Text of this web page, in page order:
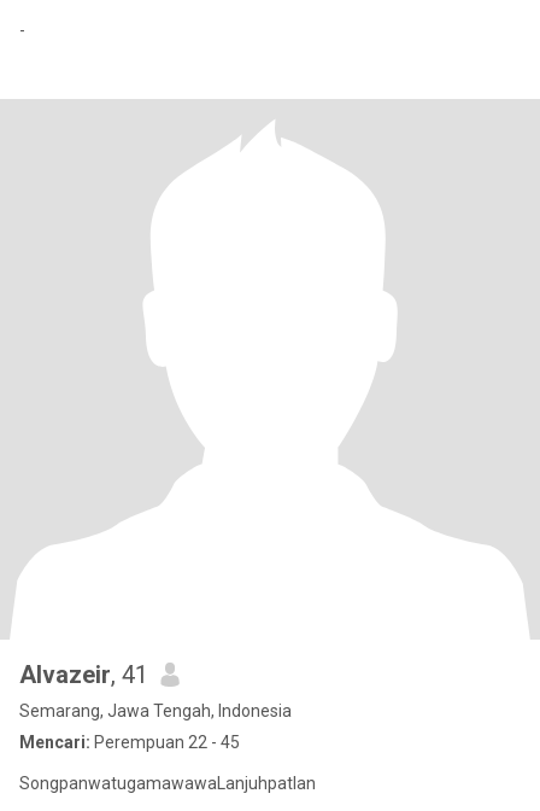
-
Alvazeir, 41
Semarang, Jawa Tengah, Indonesia
Mencari: Perempuan 22 - 45
SongpanwatugamawawaLanjuhpatlan